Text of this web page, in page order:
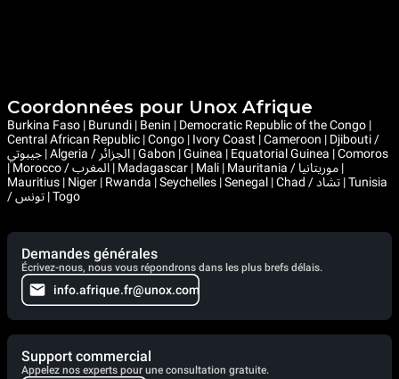
Coordonnées pour Unox Afrique
Burkina Faso | Burundi | Benin | Democratic Republic of the Congo |
Central African Republic | Congo | Ivory Coast | Cameroon | Djibouti /
جيبوتي | Algeria / الجزائر | Gabon | Guinea | Equatorial Guinea | Comoros
| Morocco / المغرب | Madagascar | Mali | Mauritania / موريتانيا |
Mauritius | Niger | Rwanda | Seychelles | Senegal | Chad / تشاد | Tunisia
/ تونس | Togo
Demandes générales
Écrivez-nous, nous vous répondrons dans les plus brefs délais.
info.afrique.fr@unox.com
Support commercial
Appelez nos experts pour une consultation gratuite.